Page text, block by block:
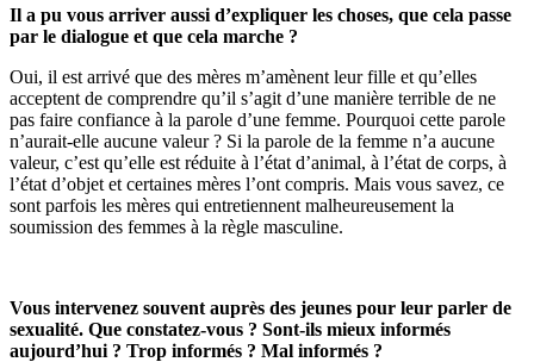
Il a pu vous arriver aussi d’expliquer les choses, que cela passe
par le dialogue et que cela marche ?
Oui, il est arrivé que des mères m’amènent leur fille et qu’elles
acceptent de comprendre qu’il s’agit d’une manière terrible de ne
pas faire confiance à la parole d’une femme. Pourquoi cette parole
n’aurait-elle aucune valeur ? Si la parole de la femme n’a aucune
valeur, c’est qu’elle est réduite à l’état d’animal, à l’état de corps, à
l’état d’objet et certaines mères l’ont compris. Mais vous savez, ce
sont parfois les mères qui entretiennent malheureusement la
soumission des femmes à la règle masculine.
Vous intervenez souvent auprès des jeunes pour leur parler de
sexualité. Que constatez-vous ? Sont-ils mieux informés
aujourd’hui ? Trop informés ? Mal informés ?